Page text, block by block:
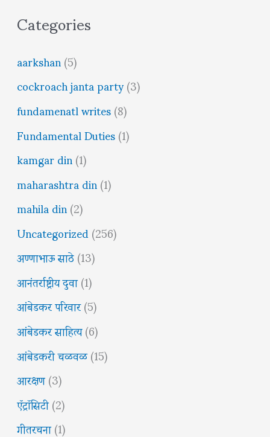
Categories
aarkshan(5)
cockroach janta party(3)
fundamenatl writes(8)
Fundamental Duties(1)
kamgar din(1)
maharashtra din(1)
mahila din(2)
Uncategorized(256)
अण्णाभाऊ साठे(13)
आनंतर्राष्ट्रीय दुवा(1)
आंबेडकर परिवार(5)
आंबेडकर साहित्य(6)
आंबेडकरी चळवळ(15)
आरक्षण(3)
ऍट्रॉसिटी(2)
गीतरचना(1)